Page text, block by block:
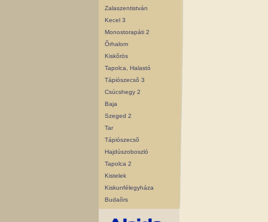
Zalaszentistván
Kecel 3
Monostorapáti 2
Õrhalom
Kiskõrös
Tapolca, Halastó
Tápiószecsõ 3
Csúcshegy 2
Baja
Szeged 2
Tar
Tápiószecsõ
Hajdúszoboszló
Tapolca 2
Kistelek
Kiskunfélegyháza
Budaõrs